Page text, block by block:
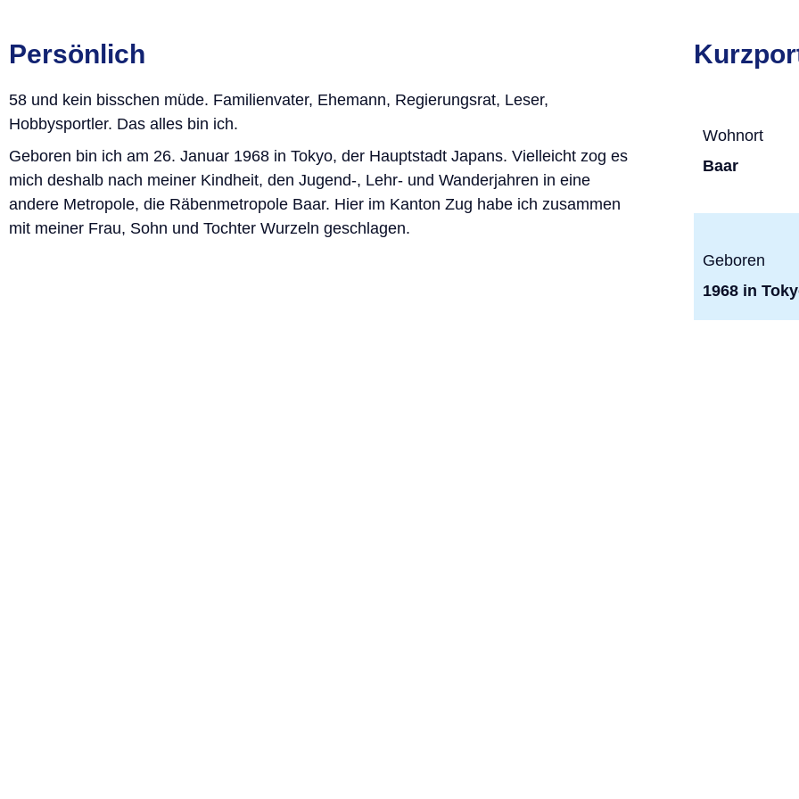
Persönlich
58 und kein bisschen müde. Familienvater, Ehemann, Regierungsrat, Leser,
Hobbysportler. Das alles bin ich.
Geboren bin ich am 26. Januar 1968 in Tokyo, der Hauptstadt Japans. Vielleicht zog es
mich deshalb nach meiner Kindheit, den Jugend-, Lehr- und Wanderjahren in eine
andere Metropole, die Räbenmetropole Baar. Hier im Kanton Zug habe ich zusammen
mit meiner Frau, Sohn und Tochter Wurzeln geschlagen.
Wohnort
Baar
Geboren
1968 in